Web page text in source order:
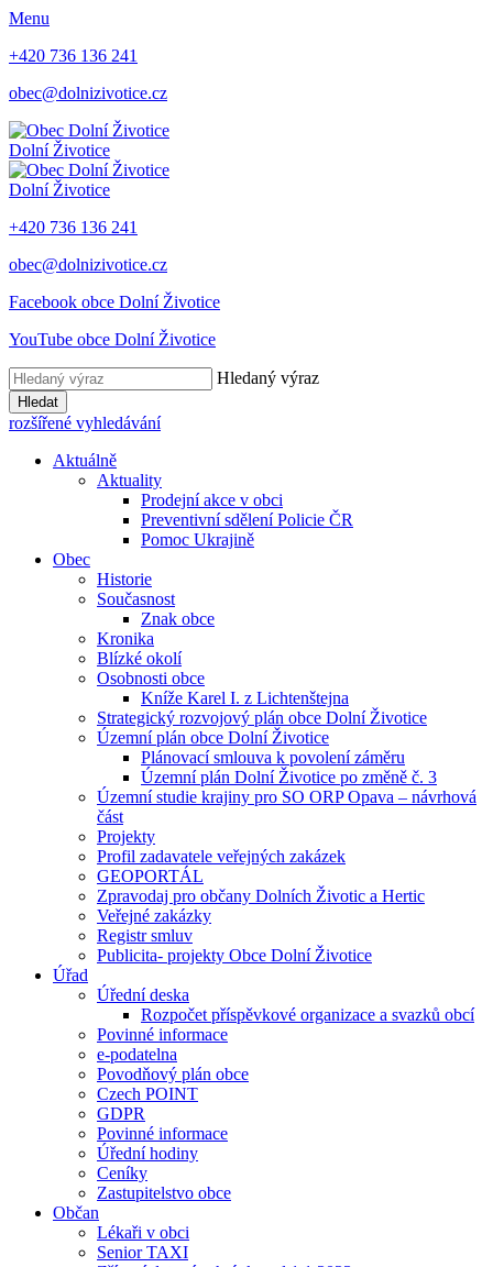
Menu
+420 736 136 241
obec@dolnizivotice.cz
Dolní Životice
Dolní Životice
+420 736 136 241
obec@dolnizivotice.cz
Facebook obce Dolní Životice
YouTube obce Dolní Životice
Hledaný výraz
Hledat
rozšířené vyhledávání
Aktuálně
Aktuality
Prodejní akce v obci
Preventivní sdělení Policie ČR
Pomoc Ukrajině
Obec
Historie
Současnost
Znak obce
Kronika
Blízké okolí
Osobnosti obce
Kníže Karel I. z Lichtenštejna
Strategický rozvojový plán obce Dolní Životice
Územní plán obce Dolní Životice
Plánovací smlouva k povolení záměru
Územní plán Dolní Životice po změně č. 3
Územní studie krajiny pro SO ORP Opava – návrhová
část
Projekty
Profil zadavatele veřejných zakázek
GEOPORTÁL
Zpravodaj pro občany Dolních Životic a Hertic
Veřejné zakázky
Registr smluv
Publicita- projekty Obce Dolní Životice
Úřad
Úřední deska
Rozpočet příspěvkové organizace a svazků obcí
Povinné informace
e-podatelna
Povodňový plán obce
Czech POINT
GDPR
Povinné informace
Úřední hodiny
Ceníky
Zastupitelstvo obce
Občan
Lékaři v obci
Senior TAXI